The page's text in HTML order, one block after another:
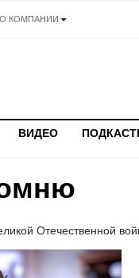
О КОМПАНИИ
ВИДЕО
Отечественной